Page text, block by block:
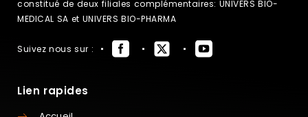
constitué de deux filiales complémentaires: UNIVERS BIO-
MEDICAL SA et UNIVERS BIO-PHARMA
Suivez nous sur :
Lien rapides